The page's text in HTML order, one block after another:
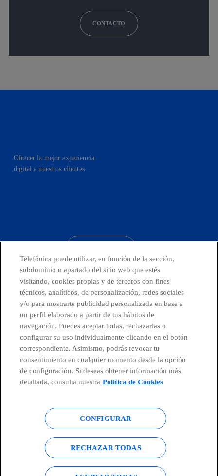
CONTACTO
Ofrecer la mejor experiencia
digital a nuestros clientes.
Telefónica en redes sociales
Canal de Denuncias
Centro Global Transparencia
Política de cookies Aviso legal
Accesibilidad Política de privacidad
Mapa del sitio
Telefónica puede utilizar, en función de la sección,
subdominio o apartado del sitio web que estés
visitando, cookies propias y de terceros con fines
técnicos, analíticos, de personalización, redes sociales
y/o para mostrarte publicidad personalizada en base a
un perfil elaborado a partir de tus hábitos de
navegación. Puedes aceptar todas, rechazarlas o
configurar su uso individualmente clicando en el botón
correspondiente. Asimismo, podrás revocar tu
consentimiento en cualquier momento desde la opción
de configuración. Si deseas obtener información más
detallada, consulta nuestra Política de Cookies
CONFIGURAR
RECHAZAR TODAS